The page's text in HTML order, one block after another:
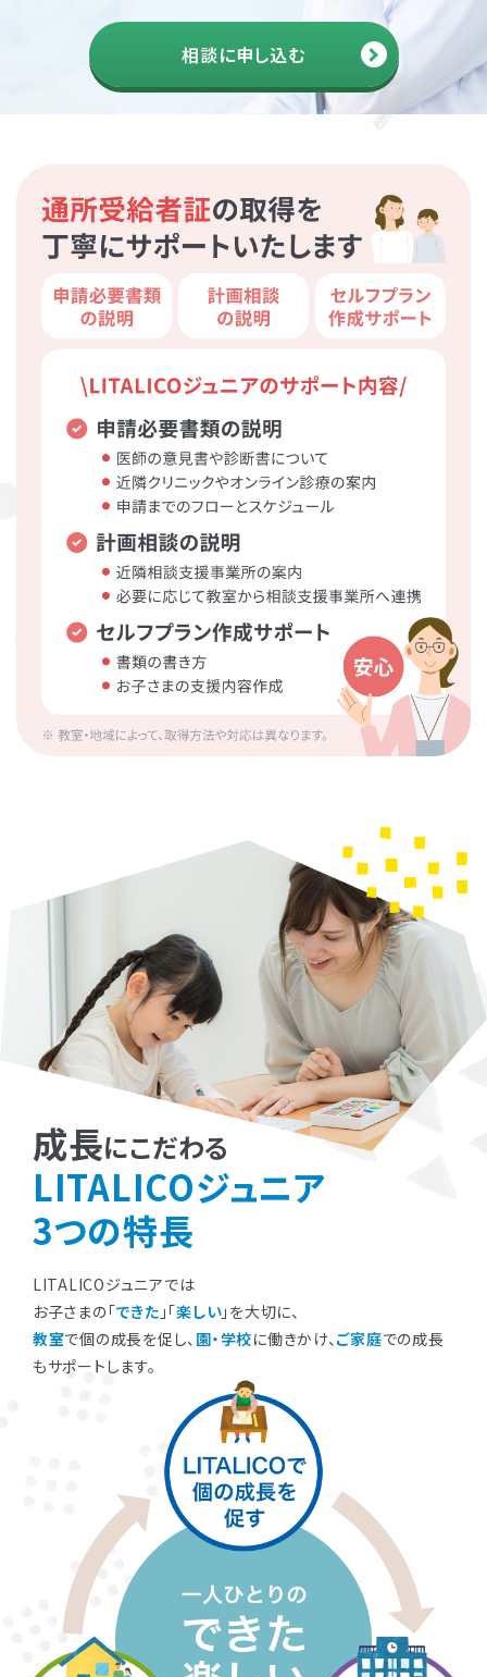
相談に申し込む
成長にこだわる
LITALICOジュニア
3つの特長
LITALICOジュニアでは
お子さまの「できた 」「楽しい」を大切に、
教室で個の成長を促し、 園・学校に働きかけ、 ご家庭での成長
もサポートします。